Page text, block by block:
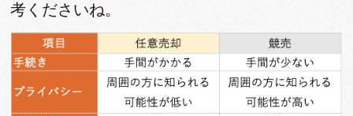
考くださいね。